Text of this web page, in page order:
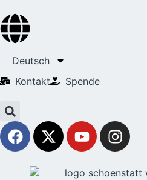
Deutsch
Kontakt
Spende